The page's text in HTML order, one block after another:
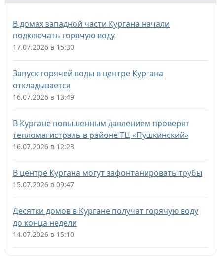
В домах западной части Кургана начали
подключать горячую воду
17.07.2026 в 15:30
Запуск горячей воды в центре Кургана
откладывается
16.07.2026 в 13:49
В Кургане повышенным давлением проверят
тепломагистраль в районе ТЦ «Пушкинский»
16.07.2026 в 12:23
В центре Кургана могут зафонтанировать трубы
15.07.2026 в 09:47
Десятки домов в Кургане получат горячую воду
до конца недели
14.07.2026 в 15:10